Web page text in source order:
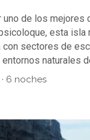
uno de los mejores
esta isla
con sectores de
naturales
6 noches